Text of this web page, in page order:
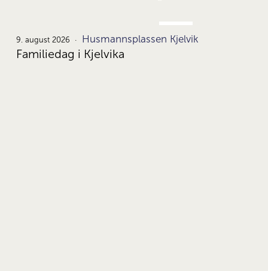
9.
9. august 2026 Husmannsplassen Kjelvik
Familiedag i Kjelvika